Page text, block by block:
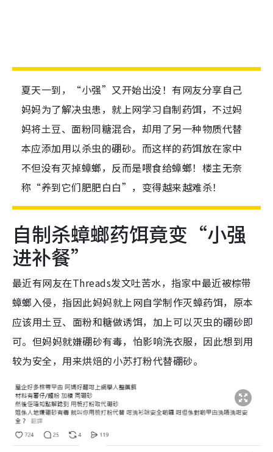
夏天一到，“小强”又开始出没！有网友分享自己
妈妈为了解决虫患，就上网学习自制药饵，不过妈
妈将土豆、面粉同糖混合，却用了另一种物质代替
本应添加用以杀虫的硼砂。而这样的药饵放在家中
不但没有灭掉蟑螂，反而是喂食给蟑螂！楼主无奈
称“养到它们肥肥白白”，变得越来越难杀！
自制杀蟑螂药饵竟变“小强
进补餐”
最近有网友在Threads发文吐苦水，指家中最近被棕带
蟑螂入侵，指因此妈妈就上网自学制作灭蟑药饵，原本
应该用土豆、面粉和糖做诱饵，加上可以灭虫的硼砂即
可。但妈妈就嫌硼砂有毒，怕影响洗衣服，因此想到用
较为安全，用来烘焙的小苏打粉代替硼砂。